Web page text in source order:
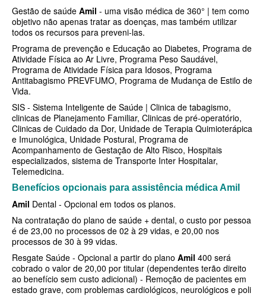
BIO SAÚDE PLANO DE SAÚDE INFANTIL
BIOVIDA PLANO DE SAÚDE INFANTIL
BLUE MED PLANO DE SAÚDE INFANTIL
CLASSES PLANO DE SAÚDE INFANTIL
CUIDAR ME PLANO DE SAÚDE INFANTIL
GARANTIA GS PLANO DE SAÚDE INFANTIL
GNDI PLANO DE SAÚDE INFANTIL
KIPP PLANO DE SAÚDE INFANTIL
MEDICAL HEALTH PLANO DE SAÚDE INFANTIL
PLENA PLANO DE SAÚDE INFANTIL
QSAUDE PLANO DE SAÚDE INFANTIL
SANTA HELENA PLANO DE SAÚDE INFANTIL
Gestão de saúde Amil - uma visão médica de 360° | tem como
objetivo não apenas tratar as doenças, mas também utilizar
todos os recursos para preveni-las.
Programa de prevenção e Educação ao Diabetes, Programa de
Atividade Física ao Ar Livre, Programa Peso Saudável,
Programa de Atividade Física para Idosos, Programa
Antitabagismo PREVFUMO, Programa de Mudança de Estilo de
Vida.
SIS - Sistema Inteligente de Saúde | Clinica de tabagismo,
clinicas de Planejamento Familiar, Clinicas de pré-operatório,
Clinicas de Cuidado da Dor, Unidade de Terapia Quimioterápica
e Imunológica, Unidade Postural, Programa de
Acompanhamento de Gestação de Alto Risco, Hospitais
especializados, sistema de Transporte Inter Hospitalar,
Telemedicina.
Benefícios opcionais para assistência médica Amil
Amil Dental - Opcional em todos os planos.
Na contratação do plano de saúde + dental, o custo por pessoa
é de 23,00 no processos de 02 à 29 vidas, e 20,00 nos
processos de 30 à 99 vidas.
Resgate Saúde - Opcional a partir do plano Amil 400 será
cobrado o valor de 20,00 por titular (dependentes terão direito
ao benefício sem custo adicional) - Remoção de pacientes em
estado grave, com problemas cardiológicos, neurológicos e poli